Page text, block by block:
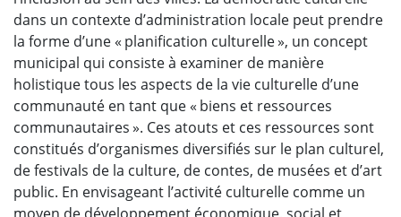
dans un contexte d’administration locale peut prendre
la forme d’une « planification culturelle », un concept
municipal qui consiste à examiner de manière
holistique tous les aspects de la vie culturelle d’une
communauté en tant que « biens et ressources
communautaires ». Ces atouts et ces ressources sont
constitués d’organismes diversifiés sur le plan culturel,
de festivals de la culture, de contes, de musées et d’art
public. En envisageant l’activité culturelle comme un